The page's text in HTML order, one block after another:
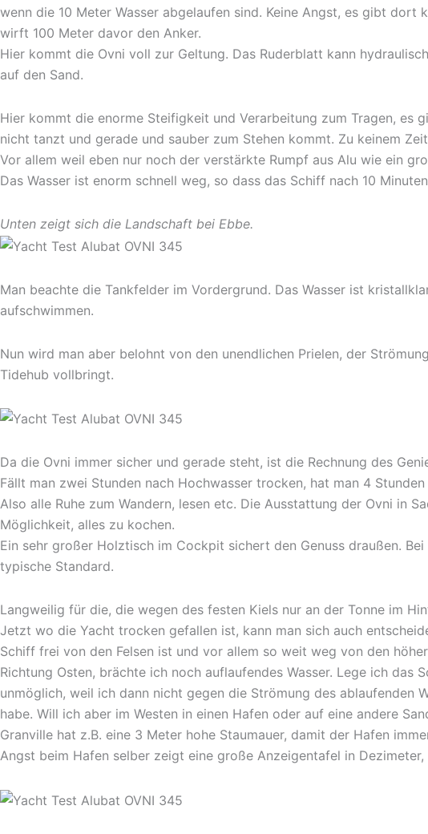
wenn die 10 Meter Wasser abgelaufen sind. Keine Angst, es gibt
wirft 100 Meter davor den Anker.
Hier kommt die Ovni voll zur Geltung. Das Ruderblatt kann
auf den Sand.
Hier kommt die enorme Steifigkeit und Verarbeitung zum Tragen, es
nicht tanzt und gerade und sauber zum Stehen kommt. Zu keinem
Vor allem weil eben nur noch der verstärkte Rumpf aus Alu wie ein
Das Wasser ist enorm schnell weg, so dass das Schiff nach 10
Unten zeigt sich die Landschaft bei Ebbe.
Man beachte die Tankfelder im Vordergrund. Das Wasser ist
aufschwimmen.
Nun wird man aber belohnt von den unendlichen Prielen, der
Tidehub vollbringt.
Da die Ovni immer sicher und gerade steht, ist die Rechnung des
Fällt man zwei Stunden nach Hochwasser trocken, hat man 4
Also alle Ruhe zum Wandern, lesen etc. Die Ausstattung der Ovni in
Möglichkeit, alles zu kochen.
Ein sehr großer Holztisch im Cockpit sichert den Genuss draußen.
typische Standard.
Langweilig für die, die wegen des festen Kiels nur an der Tonne im
Jetzt wo die Yacht trocken gefallen ist, kann man sich auch
Schiff frei von den Felsen ist und vor allem so weit weg von den
Richtung Osten, brächte ich noch auflaufendes Wasser. Lege ich
unmöglich, weil ich dann nicht gegen die Strömung des ablaufenden
habe. Will ich aber im Westen in einen Hafen oder auf eine andere
Granville hat z.B. eine 3 Meter hohe Staumauer, damit der Hafen
Angst beim Hafen selber zeigt eine große Anzeigentafel in